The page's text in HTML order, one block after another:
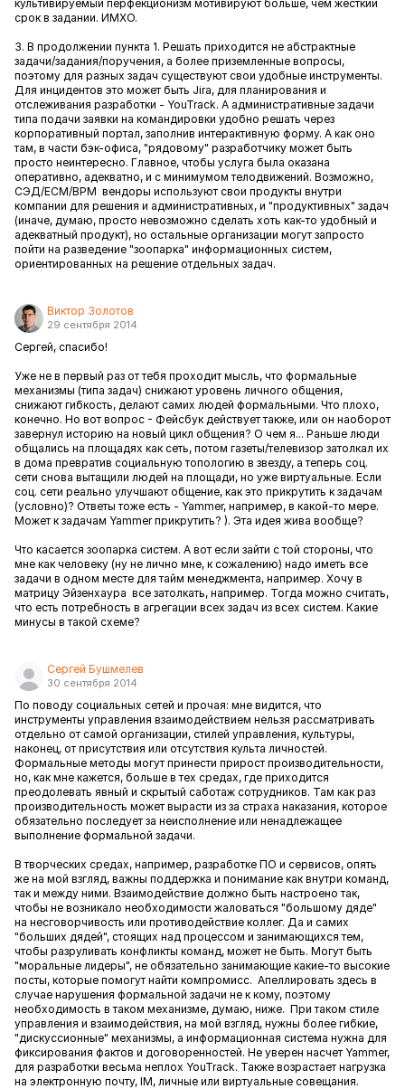
культивируемый перфекционизм мотивируют больше, чем жесткий
срок в задании. ИМХО.
3. В продолжении пункта 1. Решать приходится не абстрактные
задачи/задания/поручения, а более приземленные вопросы,
поэтому для разных задач существуют свои удобные инструменты.
Для инцидентов это может быть Jira, для планирования и
отслеживания разработки - YouTrack. А административные задачи
типа подачи заявки на командировки удобно решать через
корпоративный портал, заполнив интерактивную форму. А как оно
там, в части бэк-офиса, "рядовому" разработчику может быть
просто неинтересно. Главное, чтобы услуга была оказана
оперативно, адекватно, и с минимумом телодвижений. Возможно,
СЭД/ECM/BPM вендоры используют свои продукты внутри
компании для решения и административных, и "продуктивных" задач
(иначе, думаю, просто невозможно сделать хоть как-то удобный и
адекватный продукт), но остальные организации могут запросто
пойти на разведение "зоопарка" информационных систем,
ориентированных на решение отдельных задач.
Виктор Золотов
29 сентября 2014
Сергей, спасибо!
Уже не в первый раз от тебя проходит мысль, что формальные
механизмы (типа задач) снижают уровень личного общения,
снижают гибкость, делают самих людей формальными. Что плохо,
конечно. Но вот вопрос - Фейсбук действует также, или он наоборот
завернул историю на новый цикл общения? О чем я... Раньше люди
общались на площадях как сеть, потом газеты/телевизор затолкал их
в дома превратив социальную топологию в звезду, а теперь соц.
сети снова вытащили людей на площади, но уже виртуальные. Если
соц. сети реально улучшают общение, как это прикрутить к задачам
(условно)? Ответы тоже есть - Yammer, например, в какой-то мере.
Может к задачам Yammer прикрутить? ). Эта идея жива вообще?
Что касается зоопарка систем. А вот если зайти с той стороны, что
мне как человеку (ну не лично мне, к сожалению) надо иметь все
задачи в одном месте для тайм менеджмента, например. Хочу в
матрицу Эйзенхаура все затолкать, например. Тогда можно считать,
что есть потребность в агрегации всех задач из всех систем. Какие
минусы в такой схеме?
Сергей Бушмелев
30 сентября 2014
По поводу социальных сетей и прочая: мне видится, что
инструменты управления взаимодействием нельзя рассматривать
отдельно от самой организации, стилей управления, культуры,
наконец, от присутствия или отсутствия культа личностей.
Формальные методы могут принести прирост производительности,
но, как мне кажется, больше в тех средах, где приходится
преодолевать явный и скрытый саботаж сотрудников. Там как раз
производительность может вырасти из за страха наказания, которое
обязательно последует за неисполнение или ненадлежащее
выполнение формальной задачи.
В творческих средах, например, разработке ПО и сервисов, опять
же на мой взгляд, важны поддержка и понимание как внутри команд,
так и между ними. Взаимодействие должно быть настроено так,
чтобы не возникало необходимости жаловаться "большому дяде"
на несговорчивость или противодействие коллег. Да и самих
"больших дядей", стоящих над процессом и занимающихся тем,
чтобы разруливать конфликты команд, может не быть. Могут быть
"моральные лидеры", не обязательно занимающие какие-то высокие
посты, которые помогут найти компромисс. Апеллировать здесь в
случае нарушения формальной задачи не к кому, поэтому
необходимость в таком механизме, думаю, ниже. При таком стиле
управления и взаимодействия, на мой взгляд, нужны более гибкие,
"дискуссионные" механизмы, а информационная система нужна для
фиксирования фактов и договоренностей. Не уверен насчет Yammer,
для разработки весьма неплох YouTrack. Также возрастает нагрузка
на электронную почту, IM, личные или виртуальные совещания.